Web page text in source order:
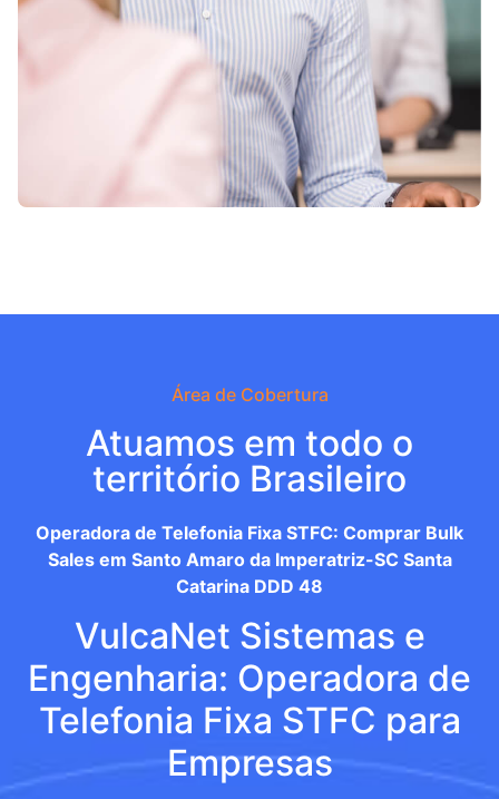
Área de Cobertura
Atuamos em todo o
território Brasileiro
Operadora de Telefonia Fixa STFC: Comprar Bulk
Sales em Santo Amaro da Imperatriz-SC Santa
Catarina DDD 48
VulcaNet Sistemas e
Engenharia: Operadora de
Telefonia Fixa STFC para
Empresas